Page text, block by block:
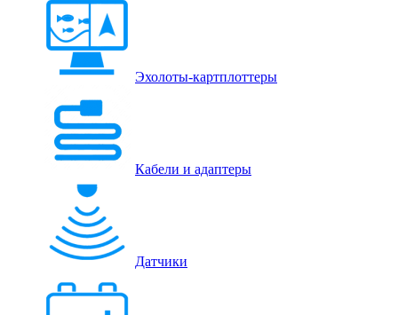
Эхолоты-картплоттеры
Кабели и адаптеры
Датчики